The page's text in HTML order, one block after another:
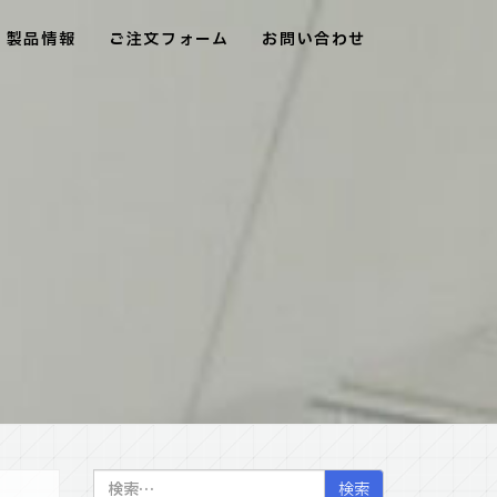
製品情報 ご注文フォーム お問い合わせ
検